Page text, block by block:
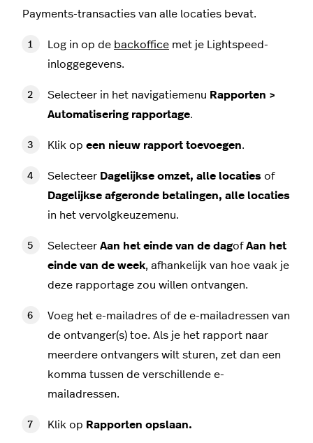
Payments-transacties van alle locaties bevat.
Log in op de backoffice met je Lightspeed-
inloggegevens.
Selecteer in het navigatiemenu Rapporten >
Automatisering rapportage.
Klik op een nieuw rapport toevoegen.
Selecteer Dagelijkse omzet, alle locaties of
Dagelijkse afgeronde betalingen, alle locaties
in het vervolgkeuzemenu.
Selecteer Aan het einde van de dagofAan het
einde van de week, afhankelijk van hoe vaak je
deze rapportage zou willen ontvangen.
Voeg het e-mailadres of de e-mailadressen van
de ontvanger(s) toe. Als je het rapport naar
meerdere ontvangers wilt sturen, zet dan een
komma tussen de verschillende e-
mailadressen.
Klik op Rapporten opslaan.